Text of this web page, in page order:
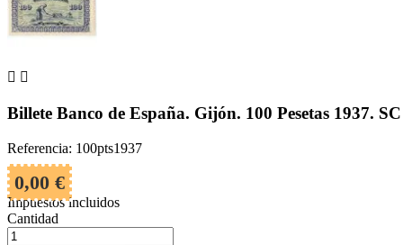
 
Billete Banco de España. Gijón. 100 Pesetas 1937. SC
Referencia: 100pts1937
0,00 €
Impuestos incluidos
Cantidad